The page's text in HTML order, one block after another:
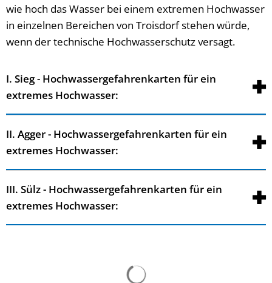
wie hoch das Wasser bei einem extremen Hochwasser
in einzelnen Bereichen von Troisdorf stehen würde,
wenn der technische Hochwasserschutz versagt.
I. Sieg - Hochwassergefahrenkarten für ein
extremes Hochwasser:
II. Agger - Hochwassergefahrenkarten für ein
extremes Hochwasser:
III. Sülz - Hochwassergefahrenkarten für ein
extremes Hochwasser: